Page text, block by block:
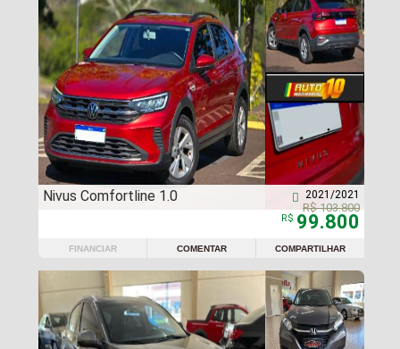
Nivus Comfortline 1.0 2021/2021

R$ 99.800
R$ 103.800
FINANCIAR COMENTAR COMPARTILHAR